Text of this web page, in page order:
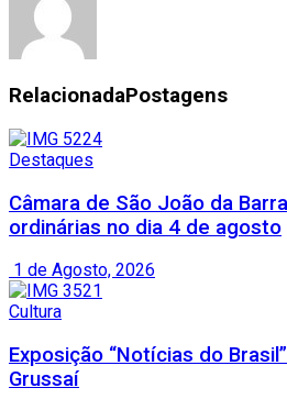
RelacionadaPostagens
Destaques
Câmara de São João da
ordinárias no dia 4 de agosto
1 de Agosto, 2026
Cultura
Exposição “Notícias do
Grussaí